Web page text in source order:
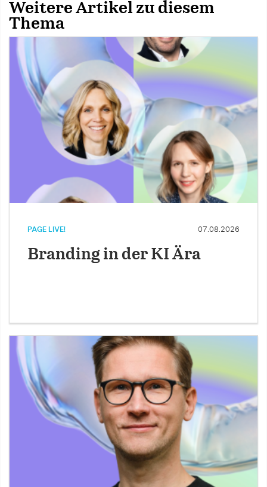
Weitere Artikel zu diesem
Thema
PAGE LIVE! 07.08.2026
Branding in der KI Ära